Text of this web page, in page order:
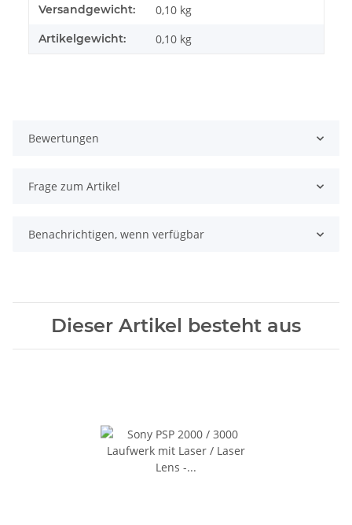
Produkteigenschaft
Wert
Versandgewicht: 0,10 kg
Artikelgewicht: 0,10 kg
Bewertungen
Frage zum Artikel
Benachrichtigen, wenn verfügbar
Dieser Artikel besteht aus